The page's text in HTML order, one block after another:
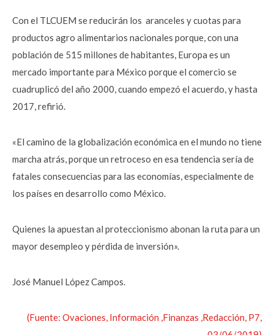
Con el TLCUEM se reducirán los aranceles y cuotas para
productos agro alimentarios nacionales porque, con una
población de 515 millones de habitantes, Europa es un
mercado importante para México porque el comercio se
cuadruplicó del año 2000, cuando empezó el acuerdo, y hasta
2017, refirió.
«El camino de la globalización económica en el mundo no tiene
marcha atrás, porque un retroceso en esa tendencia sería de
fatales consecuencias para las economías, especialmente de
los países en desarrollo como México.
Quienes la apuestan al proteccionismo abonan la ruta para un
mayor desempleo y pérdida de inversión».
José Manuel López Campos.
(Fuente: Ovaciones, Información ,Finanzas ,Redacción, P7,